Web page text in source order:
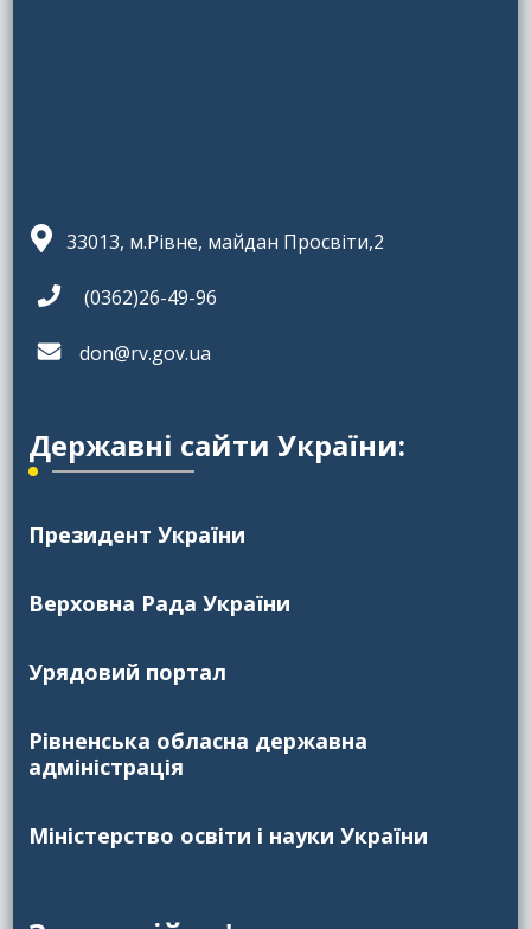
33013, м.Рівне, майдан Просвіти,2
(0362)26-49-96
don@rv.gov.ua
Державні сайти України:
Президент України
Верховна Рада України
Урядовий портал
Рівненська обласна державна
адміністрація
Міністерство освіти і науки України